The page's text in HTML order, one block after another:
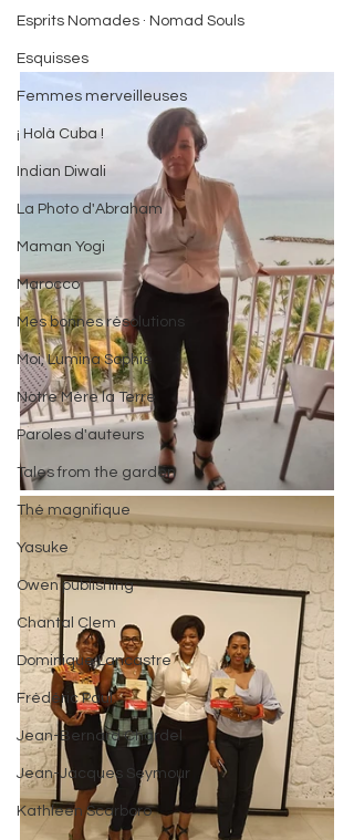
Esprits Nomades · Nomad Souls
Esquisses
Femmes merveilleuses
¡ Holà Cuba !
Indian Diwali
La Photo d'Abraham
Maman Yogi
Marocco
Mes bonnes résolutions
Moi, Lumina Sophie
Notre Mère la Terre
Paroles d'auteurs
Tales from the garden
Thé magnifique
Yasuke
Owen publishing
Chantal Clem
Dominique Lancastre
Frédéric Paul
Jean-Bernard Chardel
Jean-Jacques Seymour
Kathleen Scarboro